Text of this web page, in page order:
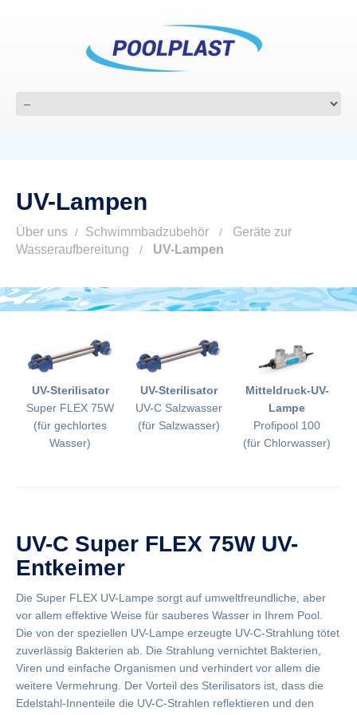
UV-Lampen
Über uns Schwimmbadzubehör
Geräte zur
Wasseraufbereitung
UV-Lampen
UV-Sterilisator
Super FLEX 75W
(für gechlortes
Wasser)
UV-Sterilisator
UV-C Salzwasser
(für Salzwasser)
Mitteldruck-UV-
Lampe
Profipool 100
(für Chlorwasser)
UV-C Super FLEX 75W UV-
Entkeimer
Die Super FLEX UV-Lampe sorgt auf umweltfreundliche, aber
vor allem effektive Weise für sauberes Wasser in Ihrem Pool.
Die von der speziellen UV-Lampe erzeugte UV-C-Strahlung tötet
zuverlässig Bakterien ab. Die Strahlung vernichtet Bakterien,
Viren und einfache Organismen und verhindert vor allem die
weitere Vermehrung. Der Vorteil des Sterilisators ist, dass die
Edelstahl-Innenteile die UV-C-Strahlen reflektieren und den